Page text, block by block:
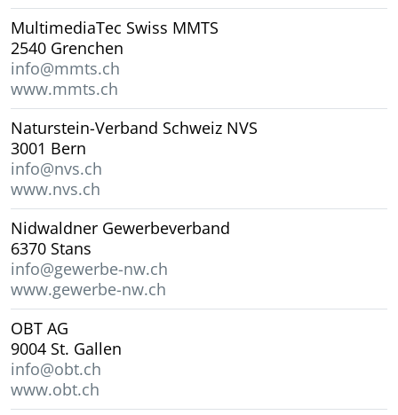
MultimediaTec Swiss MMTS
2540 Grenchen
info@mmts.ch
www.mmts.ch
Naturstein-Verband Schweiz NVS
3001 Bern
info@nvs.ch
www.nvs.ch
Nidwaldner Gewerbeverband
6370 Stans
info@gewerbe-nw.ch
www.gewerbe-nw.ch
OBT AG
9004 St. Gallen
info@obt.ch
www.obt.ch